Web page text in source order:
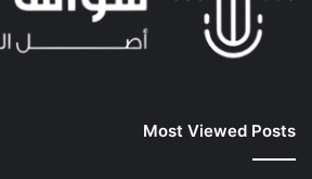
Most Viewed Posts